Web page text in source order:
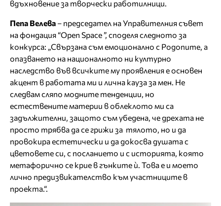
вдъхновение за творчески работилници.
Пепа Велева – председател на Управителния съвет
на фондация “Open Space ”, споделя следното за
конкурса: „Свързана съм емоционално с Родопите, а
опазването на националното ни културно
наследство във всичките му проявления е основен
акцент в работата ми и лична кауза за мен. Не
следвам сляпо модните тенденции, но
естествените материи в облеклото ми са
задължителни, защото съм убедена, че дрехата не
просто трябва да се грижи за тялото, но и да
провокира естетически и да докосва душата с
цветовете си, с посланието и с историята, която
метафорично се крие в гънките ѝ. Това е и моето
лично предизвикателство към участниците в
проекта.“.